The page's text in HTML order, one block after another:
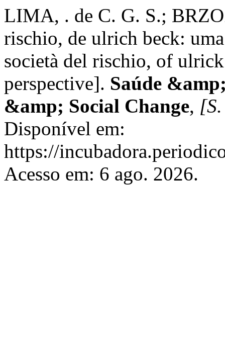
LIMA, . de C. G. S.;
rischio, de ulrich beck:
società del rischio, of
perspective]. Saúde
&amp; Social Change,
Disponível em:
https://
Acesso em: 6 ago. 2026.